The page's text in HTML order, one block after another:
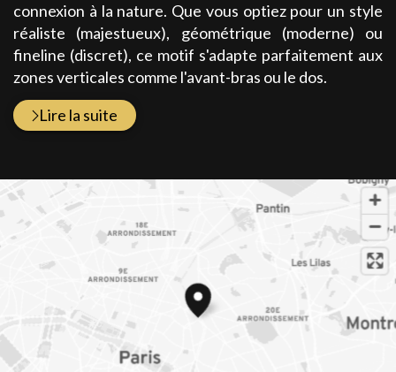
connexion à la nature. Que vous optiez pour un style
réaliste (majestueux), géométrique (moderne) ou
fineline (discret), ce motif s'adapte parfaitement aux
zones verticales comme l'avant-bras ou le dos.
Lire la suite